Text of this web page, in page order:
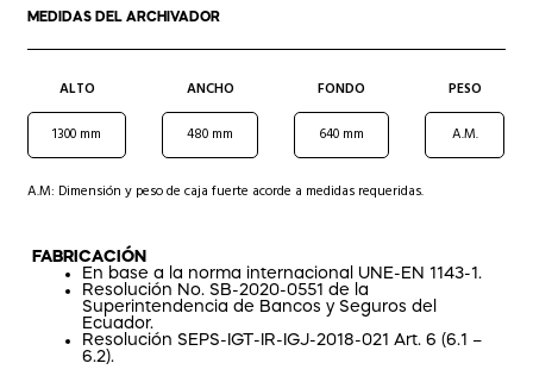
MEDIDAS DEL ARCHIVADOR
ALTO ANCHO FONDO PESO
1300 mm 480 mm 640 mm A.M.
A.M: Dimensión y peso de caja fuerte acorde a medidas requeridas.
FABRICACIÓN
En base a la norma internacional UNE-EN 1143-1.
Resolución No. SB-2020-0551 de la
Superintendencia de Bancos y Seguros del
Ecuador.
Resolución SEPS-IGT-IR-IGJ-2018-021 Art. 6 (6.1 –
6.2).